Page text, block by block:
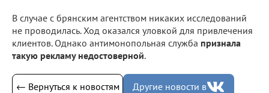
В случае с брянским агентством никаких исследований
не проводилась. Ход оказался уловкой для привлечения
клиентов. Однако антимонопольная служба признала
такую рекламу недостоверной.
← Вернуться к новостям Другие новости в